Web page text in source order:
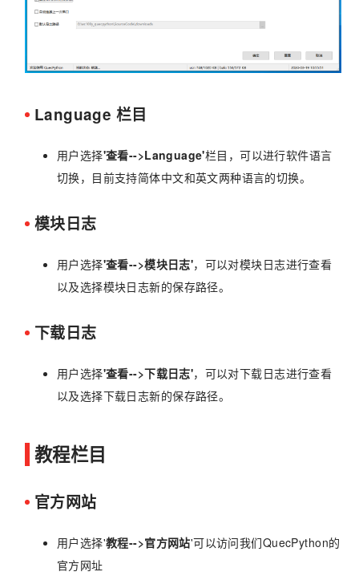
Language 栏目
用户选择'查看-->Language'栏目，可以进行软件语言
切换，目前支持简体中文和英文两种语言的切换。
模块日志
用户选择'查看-->模块日志'，可以对模块日志进行查看
以及选择模块日志新的保存路径。
下载日志
用户选择'查看-->下载日志'，可以对下载日志进行查看
以及选择下载日志新的保存路径。
教程栏目
官方网站
用户选择'教程-->官方网站'可以访问我们QuecPython的
官方网址